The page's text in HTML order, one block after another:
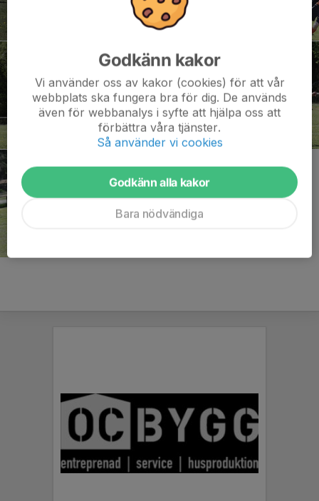
Godkänn kakor
Vi använder oss av kakor (cookies) för att vår
webbplats ska fungera bra för dig. De används
även för webbanalys i syfte att hjälpa oss att
förbättra våra tjänster.
Så använder vi cookies
Godkänn alla kakor
Bara nödvändiga